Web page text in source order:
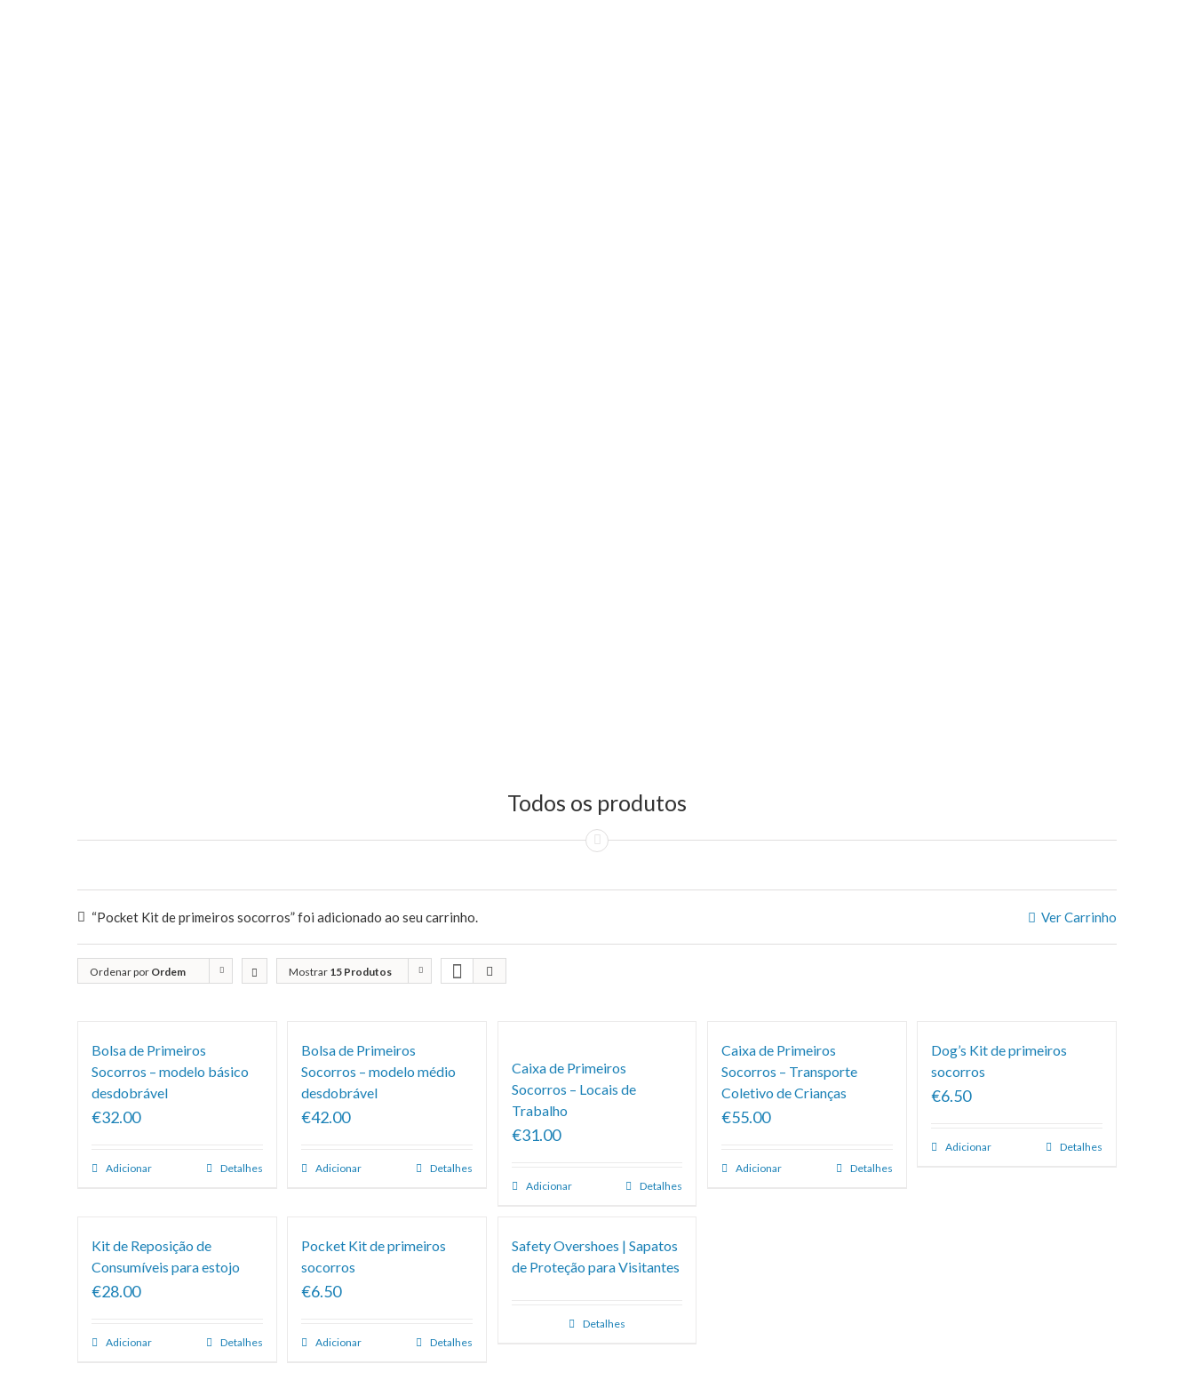
Todos os produtos
Ver Carrinho
“Pocket Kit de primeiros socorros” foi adicionado ao seu carrinho.
Ordenar por Ordem
Mostrar 15 Produtos
Bolsa de Primeiros
Socorros – modelo básico
desdobrável
€32.00
Adicionar Detalhes
Bolsa de Primeiros
Socorros – modelo médio
desdobrável
€42.00
Adicionar Detalhes
Caixa de Primeiros
Socorros – Locais de
Trabalho
€31.00
Adicionar Detalhes
Caixa de Primeiros
Socorros – Transporte
Coletivo de Crianças
€55.00
Adicionar Detalhes
Dog’s Kit de primeiros
socorros
€6.50
Adicionar Detalhes
Kit de Reposição de
Consumíveis para estojo
€28.00
Adicionar Detalhes
Pocket Kit de primeiros
socorros
€6.50
Adicionar Detalhes
Safety Overshoes | Sapatos
de Proteção para Visitantes
Detalhes